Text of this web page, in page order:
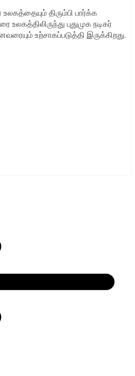
திரும்பி பார்க்க
புதுமுக நடிகர்
உற்சாகப்படுத்தி இருக்கிறது.